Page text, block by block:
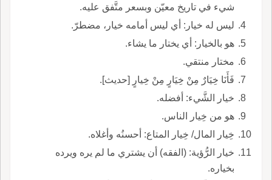
شيء في تاريخ معيّن وبسعر متَّفق عليه.
ليس له خيار: أي ليس أمامه خيار، مضطرّ.
هو بالخيار: أي يختار ما يشاء.
مختار منتقي.
فَأَنَا خِيَارٌ مِنْ خِيَارٍ مِنْ خِيارٍ [حديث].
خيار الشَّيء: أفضله.
هو من خِيار الناس.
خِيار المال/ خِيار المتاع: أحسنُه وأغلاه.
خيار الرُّؤية: (الفقه) أن يشتري ما لم يره ويرده
بخياره.